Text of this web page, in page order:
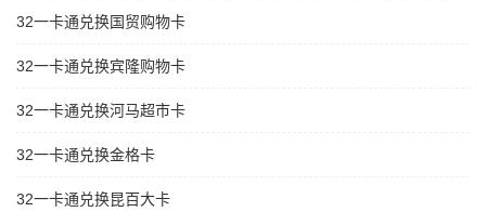
32一卡通兑换国贸购物卡
32一卡通兑换宾隆购物卡
32一卡通兑换河马超市卡
32一卡通兑换金格卡
32一卡通兑换昆百大卡